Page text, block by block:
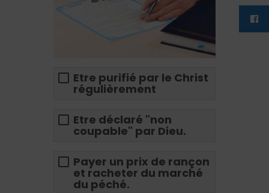
Etre purifié par le Christ
régulièrement
Etre déclaré "non
coupable" par Dieu.
Payer un prix de rançon
et racheter du marché
du péché.